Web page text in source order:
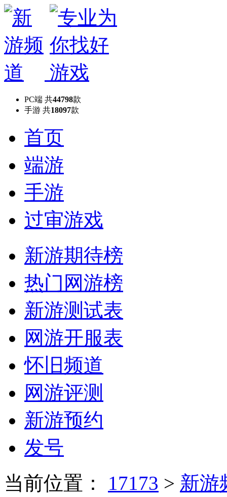
PC端 共44798款
手游 共18097款
首页
端游
手游
过审游戏
新游期待榜
热门网游榜
新游测试表
网游开服表
怀旧频道
网游评测
新游预约
发号
当前位置： 17173 > 新游